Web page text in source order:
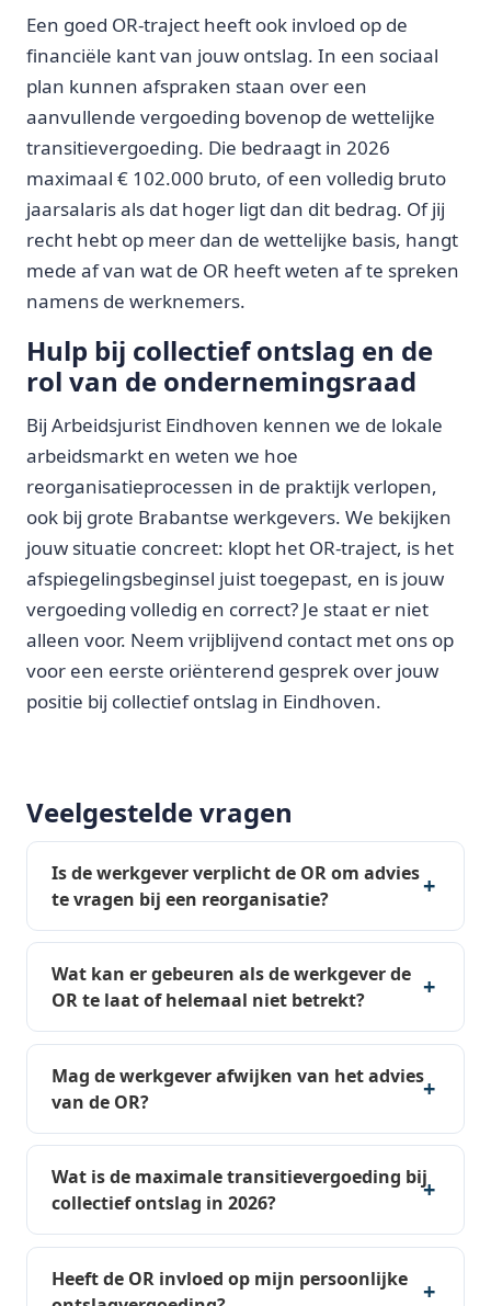
Een goed OR-traject heeft ook invloed op de
financiële kant van jouw ontslag. In een sociaal
plan kunnen afspraken staan over een
aanvullende vergoeding bovenop de wettelijke
transitievergoeding. Die bedraagt in 2026
maximaal € 102.000 bruto, of een volledig bruto
jaarsalaris als dat hoger ligt dan dit bedrag. Of jij
recht hebt op meer dan de wettelijke basis, hangt
mede af van wat de OR heeft weten af te spreken
namens de werknemers.
Hulp bij collectief ontslag en de
rol van de ondernemingsraad
Bij Arbeidsjurist Eindhoven kennen we de lokale
arbeidsmarkt en weten we hoe
reorganisatieprocessen in de praktijk verlopen,
ook bij grote Brabantse werkgevers. We bekijken
jouw situatie concreet: klopt het OR-traject, is het
afspiegelingsbeginsel juist toegepast, en is jouw
vergoeding volledig en correct? Je staat er niet
alleen voor. Neem vrijblijvend contact met ons op
voor een eerste oriënterend gesprek over jouw
positie bij collectief ontslag in Eindhoven.
Veelgestelde vragen
Is de werkgever verplicht de OR om advies
te vragen bij een reorganisatie?
Wat kan er gebeuren als de werkgever de
OR te laat of helemaal niet betrekt?
Mag de werkgever afwijken van het advies
van de OR?
Wat is de maximale transitievergoeding bij
collectief ontslag in 2026?
Heeft de OR invloed op mijn persoonlijke